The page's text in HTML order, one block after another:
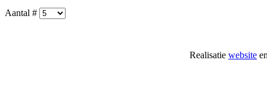
Aantal #
Realisatie website